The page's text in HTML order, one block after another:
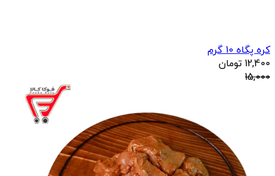
کره پگاه 10 گرم
12,400 تومان
15,000